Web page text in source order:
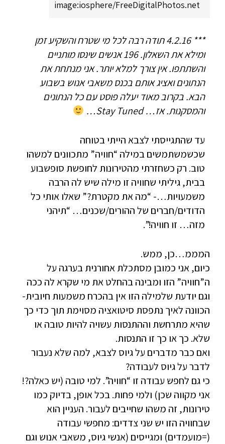
image:iosphere/FreeDigitalPhotos.net
*** 4.2.16 תודה רבה לכל מי שטרח והשקיע זמן
ומילא את השאלון. 196 אנשים שינסו מותניים
והשתתפו. אין צורך למלא יותר. אני מנתחת את
הנתונים ואציג אותם בכנס משאבי אנוש בשבוע
הבא. בקרוב מאוד יעלה פוסט עם כל הנתונים
והמסקנות. אז… Stay Tuned…
עד שהתגייסתי לצבא הייתי בטוחה
שכשמשתמשים במילה “חוויה” מתכוונים למשהו
טוב. רק כשחזרתי מהטירונות לחופשת סופשבוע
בבית, גיליתי שחוויה זו מילה שיש לה הרבה
משמעויות…- “מה את מקטרת?” שאלו אותי כל
הדודים/חברים של ההורים/שכנים… “תיהני
מזה… זו חוויה!”.
המממ…כן, ממש.
כיום, אני כמובן מסתכלת אחורנית בערגה על
ה”חוויה” הזו ומבינה בהחלט את מי שקרא לה ככה
וגם יודעת שלמילה הזו אין בהכרח משמעות חיובית-
הכוונה לאיך נתפסת סיטואציה מסוימת תוך כדי כך
שהיא מתרחשת וההתנסות עשויה להיות טובה או
שלא. כך או כך זו התנסות.
ואם כבר מדברים על גיוס לצבא, למה שלא נעבור
לדבר על גיוס לעבודה?
כי גם לחפש עבודה זו “חוויה”. למי טובה (יש כאלה?!
אני מקווה שכן) ולמי פחות. בכל אופן, בדיוק כמו
טירונות, זה משהו שחייבים לעבור. העניין הוא
שבחוויה הזו יש שני צדדים: מחפשי עבודה
(=מועמדים) ומגייסים (אנשי גיוס, משאבי אנוש וגם